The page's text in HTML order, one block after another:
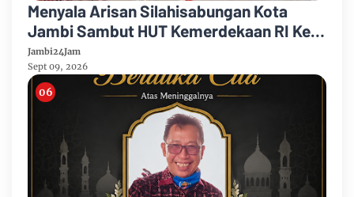
Menyala Arisan Silahisabungan Kota
Jambi Sambut HUT Kemerdekaan RI Ke
81 Gelar Berbagai Kegiatan
Jambi24Jam
Sept 09, 2026